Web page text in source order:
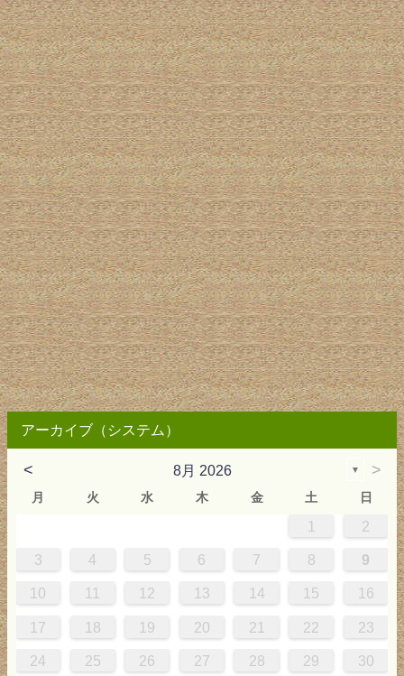
アーカイブ（システム）
< 8月 2026 ▼ >
月 火 水 木 金 土 日
1 2
3 4 5 6 7 8 9
10 11 12 13 14 15 16
17 18 19 20 21 22 23
24 25 26 27 28 29 30